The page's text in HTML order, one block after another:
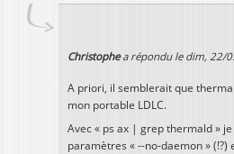
Christophea répondu le dim, 22/
A priori, il semblerait que
mon portable LDLC.
Avec « ps ax | grep thermald »
paramètres « --no-daemon » (!?)